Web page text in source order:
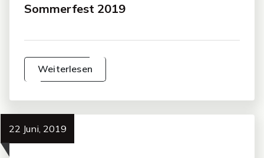
Sommerfest 2019
Weiterlesen
22 Juni, 2019